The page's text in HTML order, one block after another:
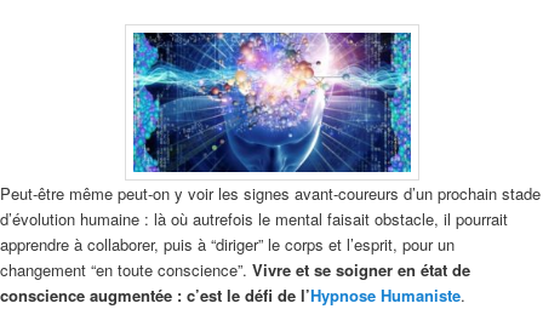
Peut-être même peut-on y voir les signes avant-coureurs d’un prochain stade
d’évolution humaine : là où autrefois le mental faisait obstacle, il pourrait
apprendre à collaborer, puis à “diriger” le corps et l’esprit, pour un
changement “en toute conscience”. Vivre et se soigner en état de
conscience augmentée : c’est le défi de l’Hypnose Humaniste.